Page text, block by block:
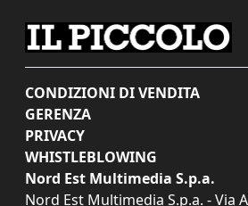
CONDIZIONI DI VENDITA
GERENZA
PRIVACY
WHISTLEBLOWING
Nord Est Multimedia S.p.a.
Nord Est Multimedia S.p.a. - Via